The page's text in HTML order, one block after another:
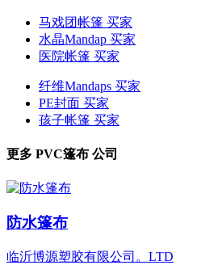
马戏团帐篷 买家
水晶Mandap 买家
医院帐篷 买家
纤维Mandaps 买家
PE封面 买家
孩子帐篷 买家
更多 PVC篷布 公司
防水篷布
临沂博源塑胶有限公司。LTD